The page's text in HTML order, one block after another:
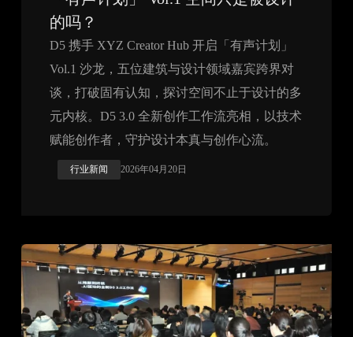
的吗？
D5 携手 XYZ Creator Hub 开启「有声计划」
Vol.1 沙龙，五位建筑与设计领域嘉宾跨界对
谈，打破固有认知，探讨空间不止于设计的多
元内核。D5 3.0 全新创作工作流亮相，以技术
赋能创作者，守护设计本真与创作心流。
行业新闻 2026年04月20日